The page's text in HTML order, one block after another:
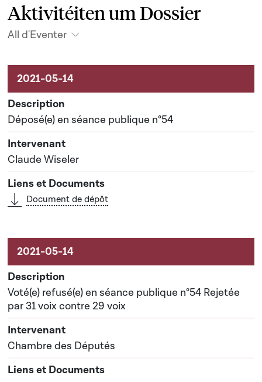
Aktivitéiten um Dossier
All d'Eventer
Aktivitéiten um Dossier
Déposé(e) en séance publique n°54
Claude Wiseler
Document de dépôt
Voté(e) refusé(e) en séance publique n°54 Rejetée
par 31 voix contre 29 voix
Chambre des Députés